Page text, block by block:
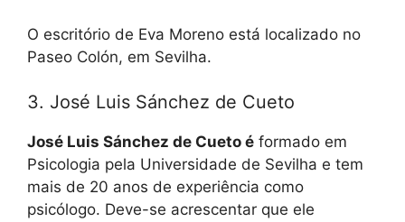
O escritório de Eva Moreno está localizado no
Paseo Colón, em Sevilha.
3. José Luis Sánchez de Cueto
José Luis Sánchez de Cueto é formado em
Psicologia pela Universidade de Sevilha e tem
mais de 20 anos de experiência como
psicólogo. Deve-se acrescentar que ele